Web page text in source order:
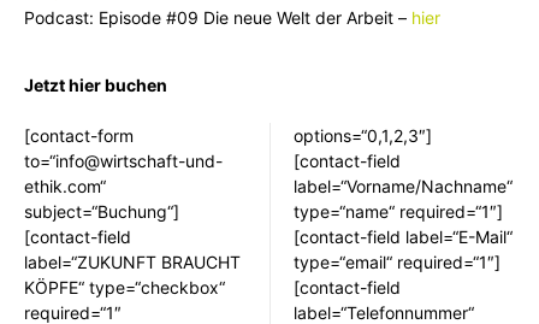
Podcast: Episode #09 Die neue Welt der Arbeit – hier
Jetzt hier buchen
[contact-form
to=“info@wirtschaft-und-
ethik.com“
subject=“Buchung“]
[contact-field
label=“ZUKUNFT BRAUCHT
KÖPFE“ type=“checkbox“
required=“1″
options=“0,1,2,3″]
[contact-field
label=“Vorname/Nachname“
type=“name“ required=“1″]
[contact-field label=“E-Mail“
type=“email“ required=“1″]
[contact-field
label=“Telefonnummer“